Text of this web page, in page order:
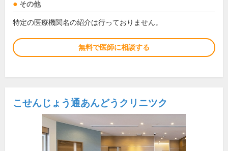
その他
特定の医療機関名の紹介は行っておりません。
無料で医師に相談する
こせんじょう通あんどうクリニツク